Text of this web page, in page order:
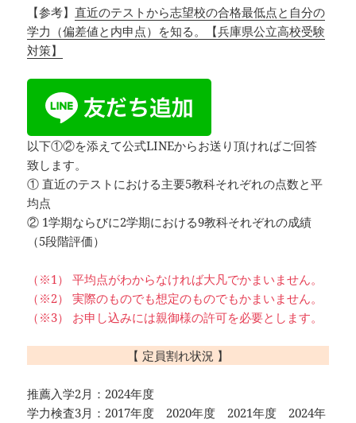
【参考】直近のテストから志望校の合格最低点と自分の
学力（偏差値と内申点）を知る。【兵庫県公立高校受験
対策】
以下①②を添えて公式LINEからお送り頂ければご回答
致します。
① 直近のテストにおける主要5教科それぞれの点数と平
均点
② 1学期ならびに2学期における9教科それぞれの成績
（5段階評価）
（※1） 平均点がわからなければ大凡でかまいません。
（※2） 実際のものでも想定のものでもかまいません。
（※3） お申し込みには親御様の許可を必要とします。
【 定員割れ状況 】
推薦入学2月：2024年度
学力検査3月：2017年度 2020年度 2021年度 2024年